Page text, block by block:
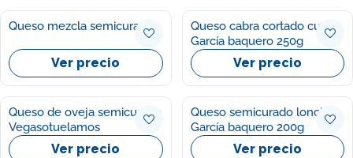
Queso mezcla semicurado
Ver precio
Queso cabra cortado cuña
García baquero 250g
Ver precio
Queso de oveja semicurado
Vegasotuelamos
Ver precio
Queso semicurado loncha
García baquero 200g
Ver precio